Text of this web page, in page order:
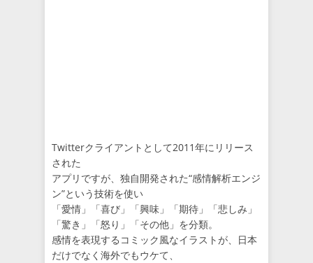
Twitterクライアントとして2011年にリリース
された
アプリですが、独自開発された“感情解析エンジ
ン”という技術を使い
「愛情」「喜び」「興味」「期待」「悲しみ」
「驚き」「怒り」「その他」を分類。
感情を表現するコミック風なイラストが、日本
だけでなく海外でもウケて、